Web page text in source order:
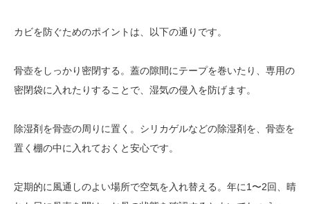
カビを防ぐためのポイントは、以下の通りです。
骨壺をしっかり密閉する。蓋の隙間にテープを巻いたり、専用の
密閉袋に入れたりすることで、湿気の侵入を防げます。
除湿剤を骨壺の周りに置く。シリカゲルなどの除湿剤を、骨壺を
置く棚の中に入れておくと安心です。
定期的に風通しのよい場所で空気を入れ替える。年に1〜2回、晴